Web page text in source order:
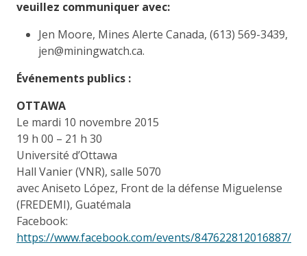
veuillez communiquer avec:
Jen Moore, Mines Alerte Canada, (613) 569-3439,
jen@miningwatch.ca.
Événements publics :
OTTAWA
Le mardi 10 novembre 2015
19 h 00 – 21 h 30
Université d’Ottawa
Hall Vanier (VNR), salle 5070
avec Aniseto López, Front de la défense Miguelense
(FREDEMI), Guatémala
Facebook:
https://www.facebook.com/events/847622812016887/